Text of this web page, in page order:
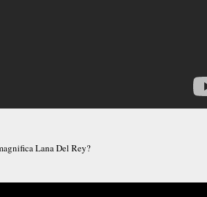
Lana Del Rey?